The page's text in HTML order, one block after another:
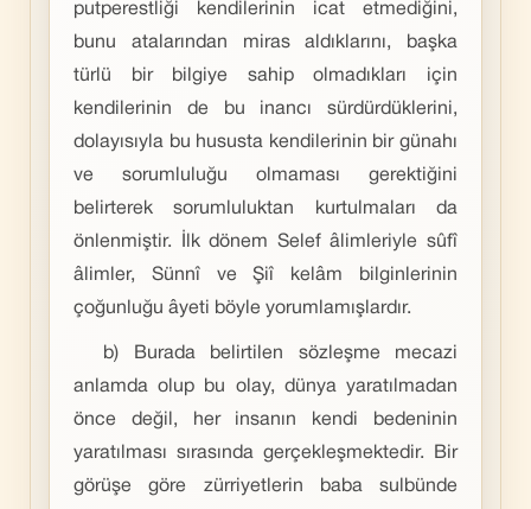
putperestliği kendilerinin icat etmediğini,
bunu atalarından miras aldıklarını, başka
türlü bir bilgiye sahip olmadıkları için
kendilerinin de bu inancı sürdürdüklerini,
dolayısıyla bu hususta kendilerinin bir günahı
ve sorumluluğu olmaması gerektiğini
belirterek sorumluluktan kurtulmaları da
önlenmiştir. İlk dönem Selef âlimleriyle sûfî
âlimler, Sünnî ve Şiî kelâm bilginlerinin
çoğunluğu âyeti böyle yorumlamışlardır.
b) Burada belirtilen sözleşme mecazi
anlamda olup bu olay, dünya yaratılmadan
önce değil, her insanın kendi bedeninin
yaratılması sırasında gerçekleşmektedir. Bir
görüşe göre zürriyetlerin baba sulbünde